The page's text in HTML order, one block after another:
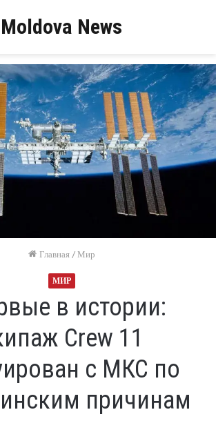
Moldova News
Главная / Мир
МИР
в истории:
Crew 11
с МКС по
причинам